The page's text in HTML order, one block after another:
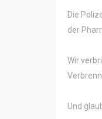
Die
der
Wir
Und